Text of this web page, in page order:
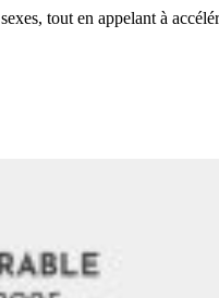
tout en appelant à